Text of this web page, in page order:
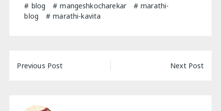
blog mangeshkocharekar
marathi-
blog
marathi-kavita
Post
Previous Post Next Post